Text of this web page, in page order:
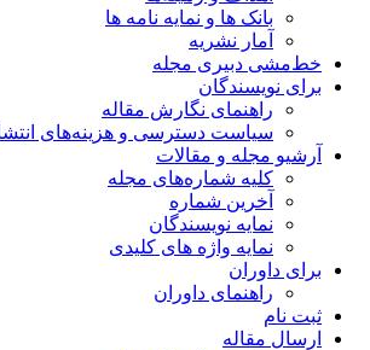
بانک ها و نمایه نامه ها
آمار نشریه
خط‌مشی دبیری مجله
برای نویسندگان
راهنمای نگارش مقاله
سیاست دسترسی و هزینه‌های انتشار
آرشیو مجله و مقالات
کلیه شماره‌های مجله
آخرین شماره
نمایه نویسندگان
نمایه واژه های کلیدی
برای داوران
راهنمای داوران
ثبت نام
ارسال مقاله